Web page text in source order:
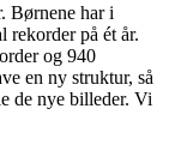
Børnene har i
rekorder på ét år.
og 940
en ny struktur, så
de nye billeder. Vi